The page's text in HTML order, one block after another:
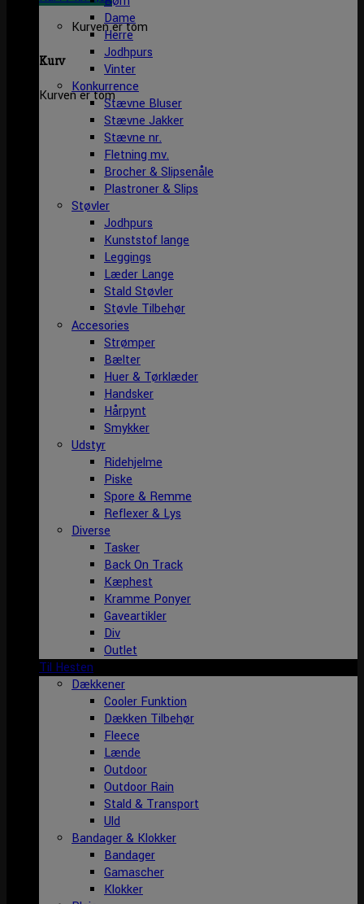
Kurven er tom
Kurv
Kurven er tom
Dame
Herre
Jodhpurs
Vinter
Konkurrence
Stævne Bluser
Stævne Jakker
Stævne nr.
Fletning mv.
Brocher & Slipsenåle
Plastroner & Slips
Støvler
Jodhpurs
Kunststof lange
Leggings
Læder Lange
Stald Støvler
Støvle Tilbehør
Accesories
Strømper
Bælter
Huer & Tørklæder
Handsker
Hårpynt
Smykker
Udstyr
Ridehjelme
Piske
Spore & Remme
Reflexer & Lys
Diverse
Tasker
Back On Track
Kæphest
Kramme Ponyer
Gaveartikler
Div
Outlet
Til Hesten
Dækkener
Cooler Funktion
Dækken Tilbehør
Fleece
Lænde
Outdoor
Outdoor Rain
Stald & Transport
Uld
Bandager & Klokker
Bandager
Gamascher
Klokker